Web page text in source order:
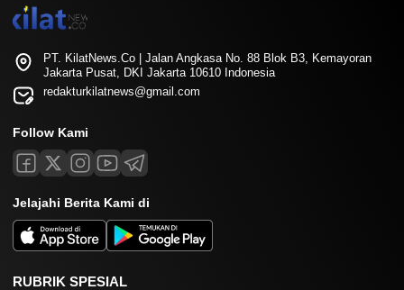
PT. KilatNews.Co | Jalan Angkasa No. 88 Blok B3, Kemayoran
Jakarta Pusat, DKI Jakarta 10610 Indonesia
redakturkilatnews@gmail.com
Follow Kami
Jelajahi Berita Kami di
RUBRIK SPESIAL